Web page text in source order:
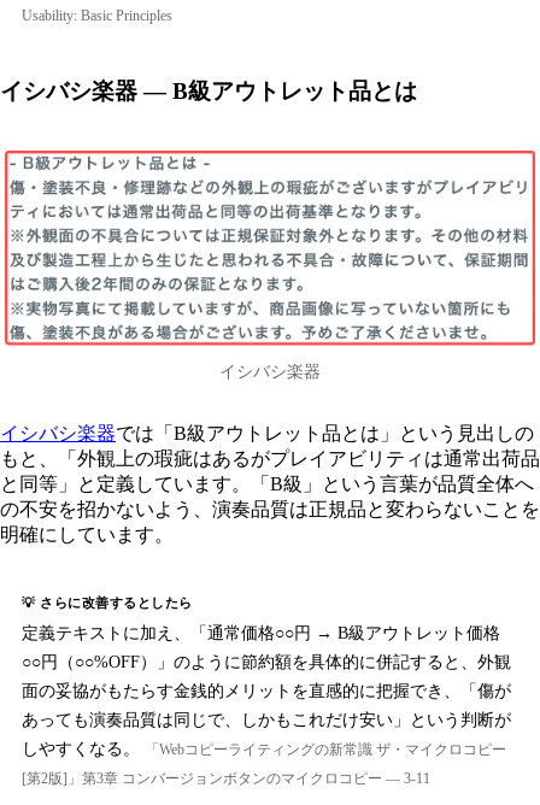
Usability: Basic Principles
イシバシ楽器 — B級アウトレット品とは
イシバシ楽器
イシバシ楽器では「B級アウトレット品とは」という見出しの
もと、「外観上の瑕疵はあるがプレイアビリティは通常出荷品
と同等」と定義しています。「B級」という言葉が品質全体へ
の不安を招かないよう、演奏品質は正規品と変わらないことを
明確にしています。
💡 さらに改善するとしたら
定義テキストに加え、「通常価格○○円 → B級アウトレット価格
○○円（○○%OFF）」のように節約額を具体的に併記すると、外観
面の妥協がもたらす金銭的メリットを直感的に把握でき、「傷が
あっても演奏品質は同じで、しかもこれだけ安い」という判断が
しやすくなる。
「Webコピーライティングの新常識 ザ・マイクロコピー
[第2版]」第3章 コンバージョンボタンのマイクロコピー — 3-11